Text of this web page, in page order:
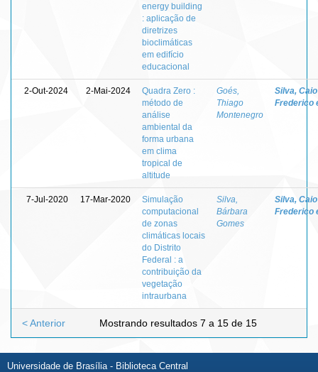
energy building
: aplicação de
diretrizes
bioclimáticas
em edifício
educacional
2-Out-2024 2-Mai-2024
Quadra Zero :
método de
análise
ambiental da
forma urbana
em clima
tropical de
altitude
Goés,
Thiago
Montenegro
Silva, Caio
Frederico
7-Jul-2020 17-Mar-2020
Simulação
computacional
de zonas
climáticas locais
do Distrito
Federal : a
contribuição da
vegetação
intraurbana
Silva,
Bárbara
Gomes
Silva, Caio
Frederico
Mostrando resultados 7 a 15 de 15
< Anterior
Universidade de Brasília - Biblioteca Central